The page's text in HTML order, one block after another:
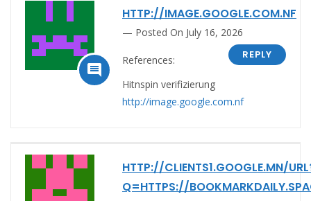

HTTP://IMAGE.GOOGLE.COM.NF
Posted On July 16, 2026
REPLY
References:
Hitnspin verifizierung
http://image.google.com.nf
HTTP://CLIENTS1.GOOGLE.MN/
Q=HTTPS://